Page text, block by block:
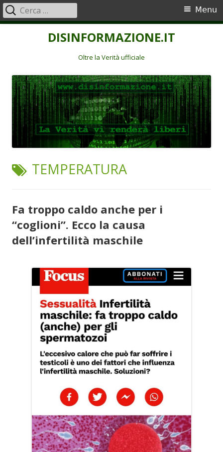
DISINFORMAZIONE.IT
Oltre la Verità ufficiale
Menu
principale
Menu
Ricerca
per:
TAG:
TEMPERATURA
Fa troppo caldo anche per i
“coglioni”. Ecco la causa
dell’infertilità maschile